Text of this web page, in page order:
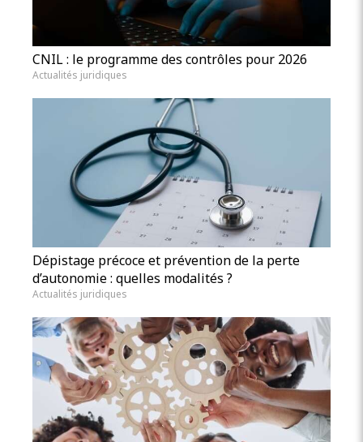
CNIL : le programme des contrôles pour 2026
Actualités juridiques
Dépistage précoce et prévention de la perte
d’autonomie : quelles modalités ?
Actualités juridiques